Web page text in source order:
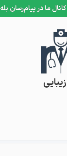
کانال ما در پیام‌رسان بله